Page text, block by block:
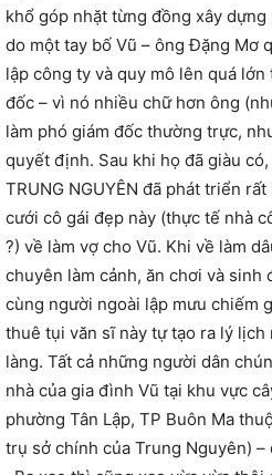
khổ góp nhặt từng đồng xây dựng
do một tay bố Vũ – ông Đặng Mơ
lập công ty và quy mô lên quá
đốc – vì nó nhiều chữ hơn ông
làm phó giám đốc thường trực,
quyết định. Sau khi họ đã giàu
TRUNG NGUYÊN đã phát triển
cưới cô gái đẹp này (thực tế nhà
?) về làm vợ cho Vũ. Khi về làm
chuyên làm cảnh, ăn chơi và sinh
cùng người ngoài lập mưu chiếm
thuê tụi văn sĩ này tự tạo ra lý lịch
làng. Tất cả những người dân
nhà của gia đình Vũ tại khu vực
phường Tân Lập, TP Buôn Ma
trụ sở chính của Trung Nguyên)